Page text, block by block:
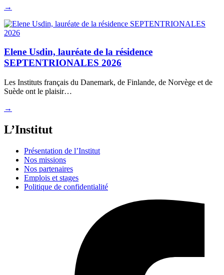
→
Elene Usdin, lauréate de la résidence
SEPTENTRIONALES 2026
Les Instituts français du Danemark, de Finlande, de Norvège et de
Suède ont le plaisir…
→
L’Institut
Présentation de l’Institut
Nos missions
Nos partenaires
Emplois et stages
Politique de confidentialité